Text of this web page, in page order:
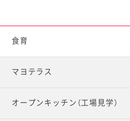
食育
マヨテラス
オープンキッチン（工場見学）